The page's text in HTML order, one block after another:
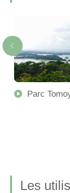
Parc
Les